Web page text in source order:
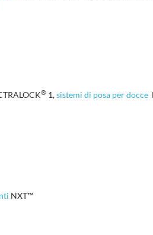
® 1,sistemi di posa per docce
NXT™